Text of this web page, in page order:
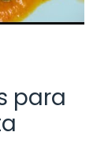
para